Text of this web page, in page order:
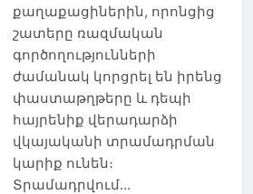
քաղաքացիներին, որոնցից
շատերը ռազմական
գործողությունների
ժամանակ կորցրել են իրենց
փաստաթղթերը և դեպի
հայրենիք վերադարձի
վկայականի տրամադրման
կարիք ունեն։
Տրամադրվում…